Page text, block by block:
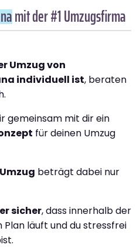
mit der #1 Umzugsfirma
Umzug von
individuell ist, beraten
gemeinsam mit dir ein
für deinen Umzug
beträgt dabei nur
sicher, dass innerhalb der
Plan läuft und du stressfrei